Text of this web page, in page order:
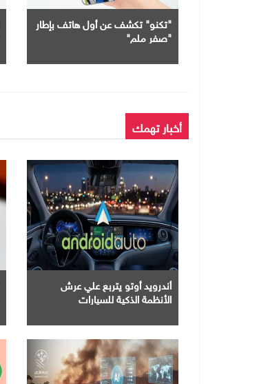
"تكنو" تكشف عن أول هاتف بإطار
"صفر ملم"
أخبار تهمك
أندرويد أوتو يتربع علي عرش
الأنظمة الذكية للسيارات